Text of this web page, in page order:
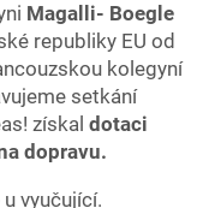
Magalli- Boegle
republiky EU od
kolegyní
setkání
získal dotaci
dopravu.
vyučující.